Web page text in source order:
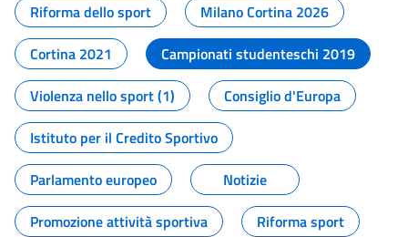
Riforma dello sport
Milano Cortina 2026
Cortina 2021
Campionati studenteschi 2019
Violenza nello sport (1)
Consiglio d'Europa
Istituto per il Credito Sportivo
Parlamento europeo
Notizie
Promozione attività sportiva
Riforma sport